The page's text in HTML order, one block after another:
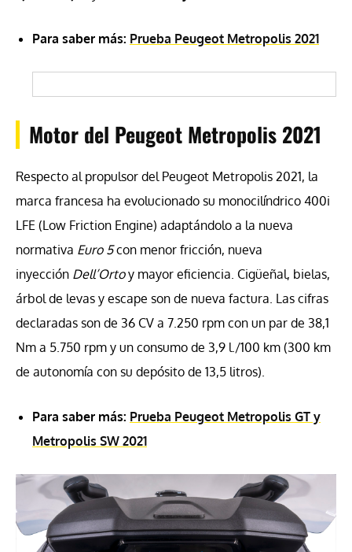
Para saber más: Prueba Peugeot Metropolis 2021
Motor del Peugeot Metropolis 2021
Respecto al propulsor del Peugeot Metropolis 2021, la
marca francesa ha evolucionado su monocilíndrico 400i
LFE (Low Friction Engine) adaptándolo a la nueva
normativa Euro 5con menor fricción, nueva
inyección Dell’Ortoy mayor eficiencia. Cigüeñal, bielas,
árbol de levas y escape son de nueva factura. Las cifras
declaradas son de 36 CV a 7.250 rpm con un par de 38,1
Nm a 5.750 rpm y un consumo de 3,9 l./100 km (300 km
de autonomía con su depósito de 13,5 litros).
Para saber más: Prueba Peugeot Metropolis GT y
Metropolis SW 2021